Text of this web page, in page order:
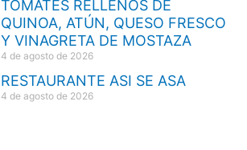
TOMATES RELLENOS DE
QUINOA, ATÚN, QUESO FRESCO
Y VINAGRETA DE MOSTAZA
4 de agosto de 2026
RESTAURANTE ASI SE ASA
4 de agosto de 2026